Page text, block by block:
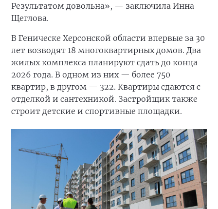
Результатом довольна», — заключила Инна
Щеглова.
В Геническе Херсонской области впервые за 30
лет возводят 18 многоквартирных домов. Два
жилых комплекса планируют сдать до конца
2026 года. В одном из них — более 750
квартир, в другом — 322. Квартиры сдаются с
отделкой и сантехникой. Застройщик также
строит детские и спортивные площадки.